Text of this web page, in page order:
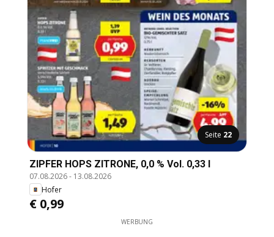
Seite 22
ZIPFER HOPS ZITRONE, 0,0 % Vol. 0,33 l
07.08.2026- 13.08.2026
Hofer
€ 0,99
WERBUNG